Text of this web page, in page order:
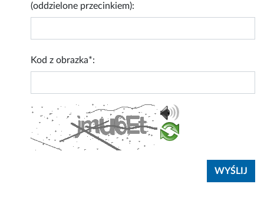
(oddzielone przecinkiem):
Kod z obrazka*: